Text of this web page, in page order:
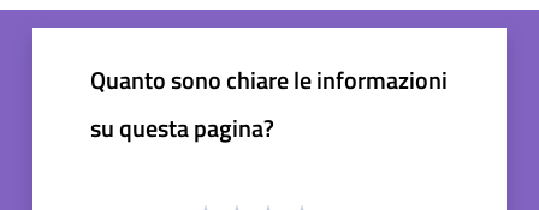
Quanto sono chiare le informazioni
su questa pagina?